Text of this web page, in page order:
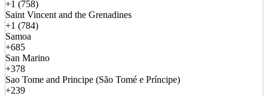
+1 (758)
Saint Vincent and the Grenadines
+1 (784)
Samoa
+685
San Marino
+378
Sao Tome and Principe (São Tomé e Príncipe)
+239